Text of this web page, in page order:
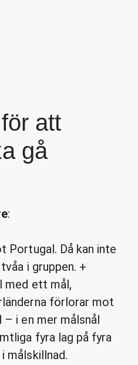
att
gå
:
Portugal. Då kan inte
i gruppen. +
med ett mål,
förlorar mot
i en mer målsnål
fyra lag på fyra
målskillnad.